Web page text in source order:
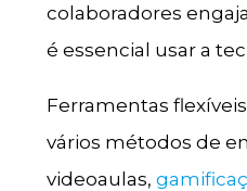
colaboradores
é essencial usar a
Ferramentas
vários métodos de
videoaulas,